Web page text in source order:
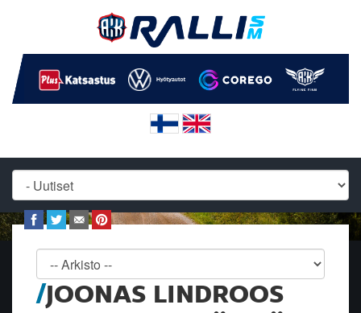
JOONAS LINDROOS